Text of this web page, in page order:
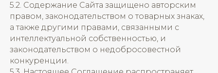
5.2. Содержание Сайта защищено авторским
правом, законодательством о товарных знаках,
а также другими правами, связанными с
интеллектуальной собственностью, и
законодательством о недобросовестной
конкуренции.